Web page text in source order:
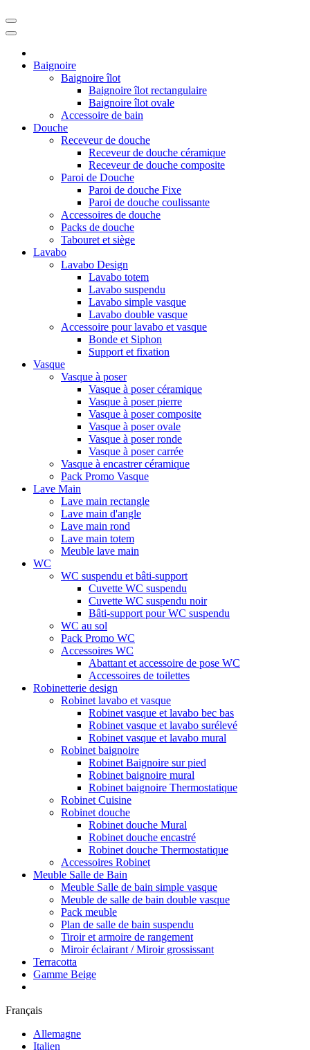
Baignoire
Baignoire îlot
Baignoire îlot rectangulaire
Baignoire îlot ovale
Accessoire de bain
Douche
Receveur de douche
Receveur de douche céramique
Receveur de douche composite
Paroi de Douche
Paroi de douche Fixe
Paroi de douche coulissante
Accessoires de douche
Packs de douche
Tabouret et siège
Lavabo
Lavabo Design
Lavabo totem
Lavabo suspendu
Lavabo simple vasque
Lavabo double vasque
Accessoire pour lavabo et vasque
Bonde et Siphon
Support et fixation
Vasque
Vasque à poser
Vasque à poser céramique
Vasque à poser pierre
Vasque à poser composite
Vasque à poser ovale
Vasque à poser ronde
Vasque à poser carrée
Vasque à encastrer céramique
Pack Promo Vasque
Lave Main
Lave main rectangle
Lave main d'angle
Lave main rond
Lave main totem
Meuble lave main
WC
WC suspendu et bâti-support
Cuvette WC suspendu
Cuvette WC suspendu noir
Bâti-support pour WC suspendu
WC au sol
Pack Promo WC
Accessoires WC
Abattant et accessoire de pose WC
Accessoires de toilettes
Robinetterie design
Robinet lavabo et vasque
Robinet vasque et lavabo bec bas
Robinet vasque et lavabo surélevé
Robinet vasque et lavabo mural
Robinet baignoire
Robinet Baignoire sur pied
Robinet baignoire mural
Robinet baignoire Thermostatique
Robinet Cuisine
Robinet douche
Robinet douche Mural
Robinet douche encastré
Robinet douche Thermostatique
Accessoires Robinet
Meuble Salle de Bain
Meuble Salle de bain simple vasque
Meuble de salle de bain double vasque
Pack meuble
Plan de salle de bain suspendu
Tiroir et armoire de rangement
Miroir éclairant / Miroir grossissant
Terracotta
Gamme Beige
Français
Allemagne
Italien